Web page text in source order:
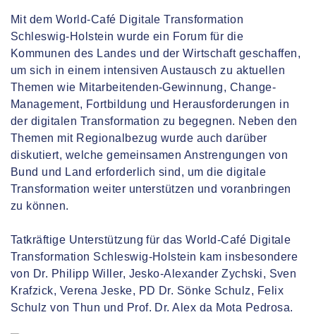
Mit dem World-Café Digitale Transformation
Schleswig-Holstein wurde ein Forum für die
Kommunen des Landes und der Wirtschaft geschaffen,
um sich in einem intensiven Austausch zu aktuellen
Themen wie Mitarbeitenden-Gewinnung, Change-
Management, Fortbildung und Herausforderungen in
der digitalen Transformation zu begegnen. Neben den
Themen mit Regionalbezug wurde auch darüber
diskutiert, welche gemeinsamen Anstrengungen von
Bund und Land erforderlich sind, um die digitale
Transformation weiter unterstützen und voranbringen
zu können.
Tatkräftige Unterstützung für das World-Café Digitale
Transformation Schleswig-Holstein kam insbesondere
von Dr. Philipp Willer, Jesko-Alexander Zychski, Sven
Krafzick, Verena Jeske, PD Dr. Sönke Schulz, Felix
Schulz von Thun und Prof. Dr. Alex da Mota Pedrosa.